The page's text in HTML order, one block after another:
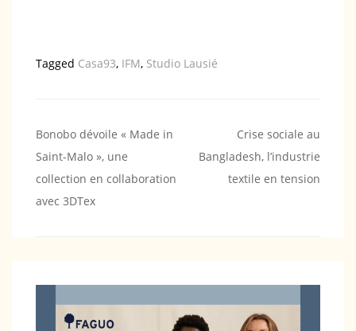
Tagged Casa93, IFM, Studio Lausié
Navigation
de
l’article
Bonobo dévoile « Made in
Saint-Malo », une
collection en collaboration
avec 3DTex
Crise sociale au
Bangladesh, l’industrie
textile en tension